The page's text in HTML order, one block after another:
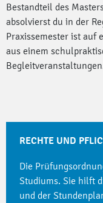
Bestandteil des
absolvierst du in der
Praxissemester ist auf
aus einem
RECHTE UND
Die
Studiums. Sie hilft
und der